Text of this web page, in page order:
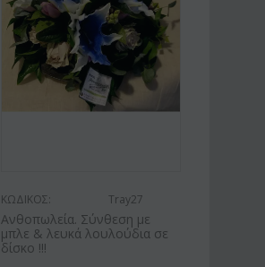
ΚΩΔΙΚΟΣ: Tray27
Ανθοπωλεία. Σύνθεση με
μπλε & λευκά λουλούδια σε
δίσκο !!!